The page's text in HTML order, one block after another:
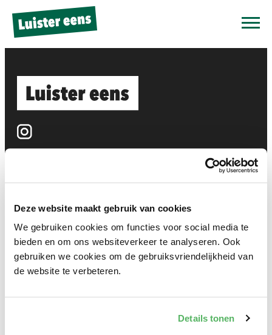
Deze website maakt gebruik van cookies
We gebruiken cookies om functies voor social media te
bieden en om ons websiteverkeer te analyseren. Ook
gebruiken we cookies om de gebruiksvriendelijkheid van
de website te verbeteren.
Details tonen
Over
Verhalen
Ambassadeurs
Voor docenten
Het Luisterspel
Agenda
Schilderworkshop ambassadeurs
Tools
Over
jouw ervaring
We hebben deze tools samen met docenten ontwikkeld.
En:
voor nodig. Laat je mailadres achter zodat we je later
nog eens kunnen benaderen. We zijn benieuwd naar
jouw feedback en jouw ervaringen in de klas. Doe je
mee?
Bedankt!
Voornaam*